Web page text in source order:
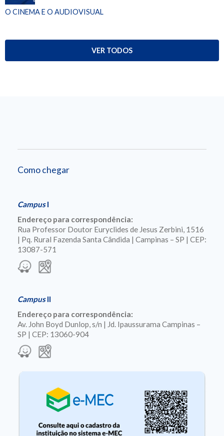
O CINEMA E O AUDIOVISUAL
VER TODOS
Como chegar
CampusI
Endereço para correspondência:
Rua Professor Doutor Euryclides de Jesus Zerbini, 1516
| Pq. Rural Fazenda Santa Cândida | Campinas – SP | CEP:
13087-571
CampusII
Endereço para correspondência:
Av. John Boyd Dunlop, s/n | Jd. Ipaussurama Campinas –
SP | CEP: 13060-904